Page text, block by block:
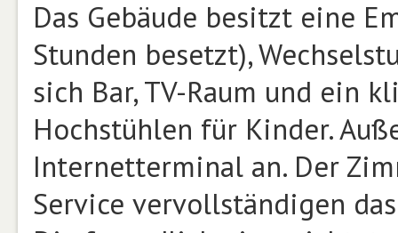
Das Gebäude besitzt eine
Stunden besetzt),
sich Bar, TV-Raum und ein
Hochstühlen für Kinder.
Internetterminal an. Der
Service vervollständigen